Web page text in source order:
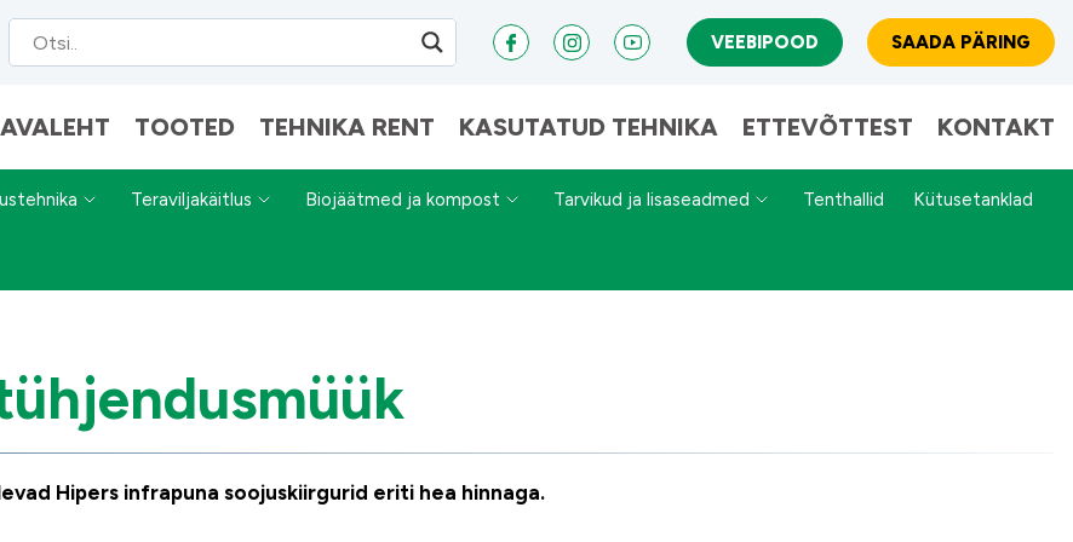
VEEBIPOOD SAADA PÄRING
AVALEHT TOOTED TEHNIKA RENT KASUTATUD TEHNIKA ETTEVÕTTEST KONTAKT
Teraviljakäitlus Biojäätmed ja kompost Tarvikud ja lisaseadmed Tenthallid Kütusetanklad
Hipers infrapuna soojuskiirgurid eriti hea hinnaga.